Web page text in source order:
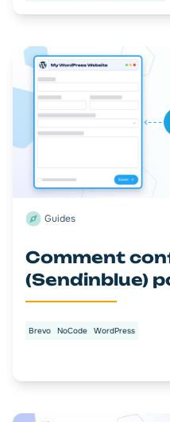
Guides
Comment
(Sendinblue)
Brevo NoCode WordPress